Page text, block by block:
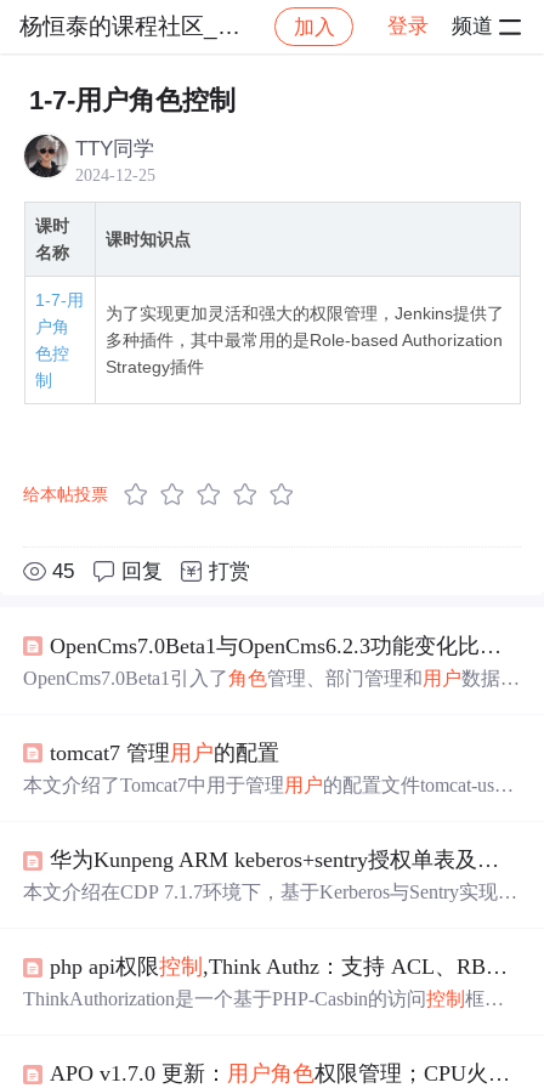
杨恒泰的课程社区_NO_1 加入 登录 频道
社区 杨恒泰的课程社区_NO_1
1-7-用户角色控制
TTY同学
2024-12-25
课时
名称
课时知识点
1-7-用
户角
色控
制
为了实现更加灵活和强大的权限管理，Jenkins提供了
多种插件，其中最常用的是Role-based Authorization
Strategy插件
给本帖投票
45 回复 打赏
OpenCms7.0Beta1与OpenCms6.2.3功能变化比较图——
OpenCms7.0Beta1引入了角色管理、部门管理和用户数据导
权限控制。
tomcat7 管理用户的配置
本文介绍了Tomcat7中用于管理用户的配置文件tomcat-user
于 角色的访问控制。 华为Kunpeng ARM keberos+sentry授权单表及其他相关操作方法（CDP7.1.7许可证）
本文介绍在CDP 7.1.7环境下，基于Kerberos与Sentry实现Hi
bdpuser对特定数据库及单表的增删改查权限。
php api权限控制 ,Think Authz：支持 ACL、RBAC、ABAC 等模型的授权（
ThinkAuthorization是一个基于PHP-Casbin的访问控制框
类进行权限管理和角色 分配，包括添加、删除用户角色 、
APO v1.7.0 更新： 用户角色权限管理；CPU火焰图数据；优化根因分析效果